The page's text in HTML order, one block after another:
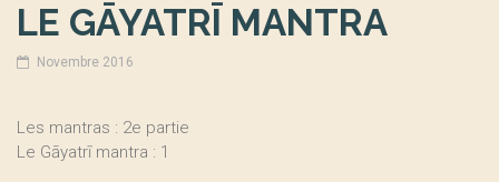
LE GĀYATRĪ MANTRA
Novembre 2016
Les mantras : 2e partie
Le Gāyatrī mantra : 1